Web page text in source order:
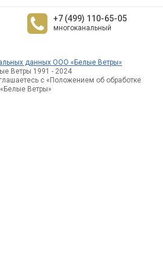
+7 (499) 110-65-05
многоканальный
данных ООО «Белые Ветры»
Ветры 1991 - 2024
с «Положением об обработке
Ветры»